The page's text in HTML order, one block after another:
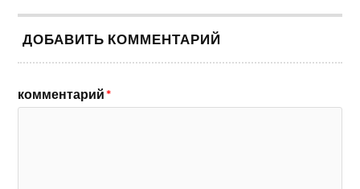
ДОБАВИТЬ КОММЕНТАРИЙ
комментарий*